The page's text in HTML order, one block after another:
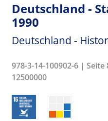
Deutschland -
1990
Deutschland -
978-3-14-100902-6 |
12500000